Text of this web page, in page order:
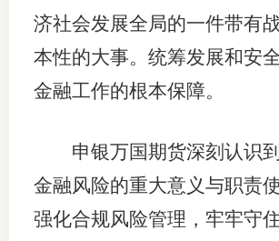
济社会发展全局的一件带有
本性的大事。统筹发展和安
金融工作的根本保障。
申银万国期货深刻认识
金融风险的重大意义与职责
强化合规风险管理，牢牢守